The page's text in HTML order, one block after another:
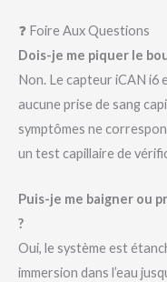
❓ Foire Aux Questions
Dois-je me piquer le
Non. Le capteur iCAN i6
aucune prise de sang
symptômes ne
un test capillaire de
Puis-je me baigner ou
?
Oui, le système est
immersion dans l’eau